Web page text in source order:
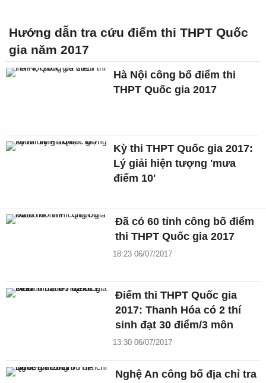
Hướng dẫn tra cứu điểm thi THPT Quốc
gia năm 2017
Hà Nội công bố điểm thi
THPT Quốc gia 2017
Kỳ thi THPT Quốc gia 2017:
Lý giải hiện tượng 'mưa
điểm 10'
Đã có 60 tỉnh công bố điểm
thi THPT Quốc gia 2017
18:23 06/07/2017
Điểm thi THPT Quốc gia
2017: Thanh Hóa có 2 thí
sinh đạt 30 điểm/3 môn
13:30 06/07/2017
Nghệ An công bố địa chỉ tra